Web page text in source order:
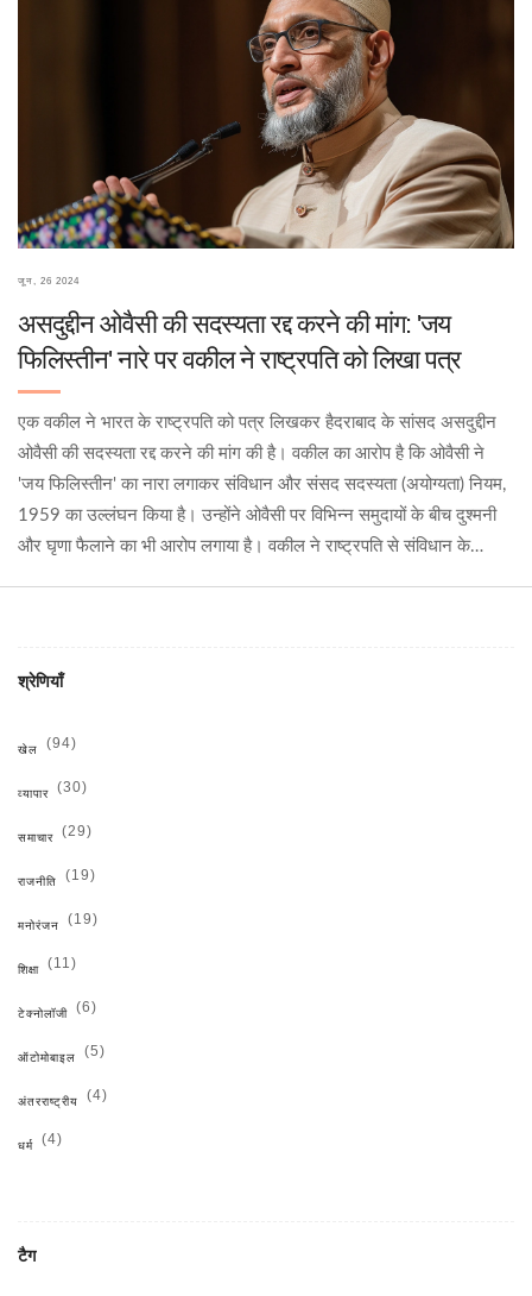
जून, 26 2024
असदुद्दीन ओवैसी की सदस्यता रद्द करने की मांग: 'जय
फिलिस्तीन' नारे पर वकील ने राष्ट्रपति को लिखा पत्र
एक वकील ने भारत के राष्ट्रपति को पत्र लिखकर हैदराबाद के सांसद असदुद्दीन
ओवैसी की सदस्यता रद्द करने की मांग की है। वकील का आरोप है कि ओवैसी ने
'जय फिलिस्तीन' का नारा लगाकर संविधान और संसद सदस्यता (अयोग्यता) नियम,
1959 का उल्लंघन किया है। उन्होंने ओवैसी पर विभिन्न समुदायों के बीच दुश्मनी
और घृणा फैलाने का भी आरोप लगाया है। वकील ने राष्ट्रपति से संविधान के
श्रेणियाँ
खेल (94)
व्यापार (30)
समाचार (29)
राजनीति (19)
मनोरंजन (19)
शिक्षा (11)
टेक्नोलॉजी (6)
ऑटोमोबाइल (5)
अंतरराष्ट्रीय (4)
धर्म (4)
टैग